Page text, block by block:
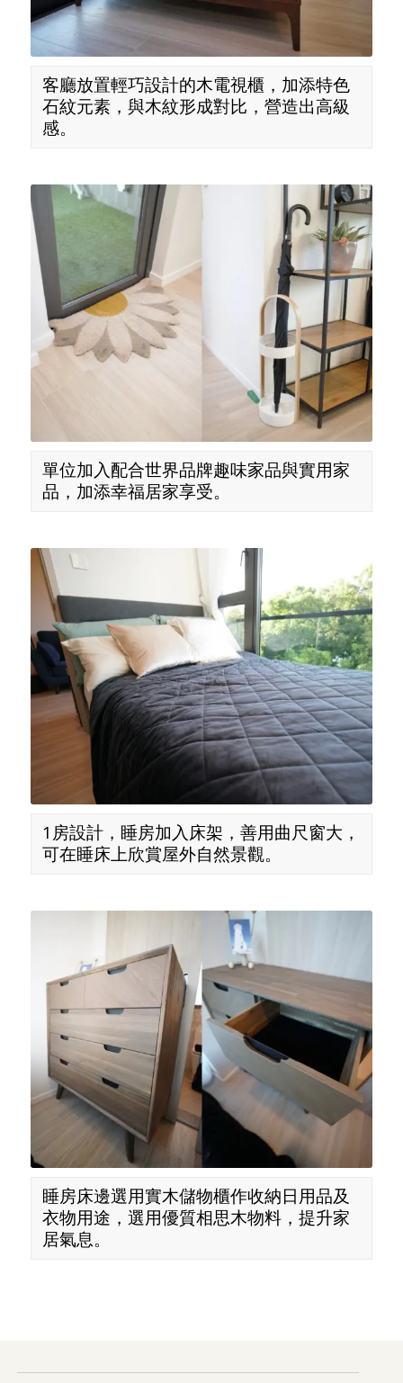
客廳放置輕巧設計的木電視櫃，加添特色
石紋元素，與木紋形成對比，營造出高級
感。
單位加入配合世界品牌趣味家品與實用家
品，加添幸福居家享受。
1房設計，睡房加入床架，善用曲尺窗大，
可在睡床上欣賞屋外自然景觀。
睡房床邊選用實木儲物櫃作收納日用品及
衣物用途，選用優質相思木物料，提升家
居氣息。